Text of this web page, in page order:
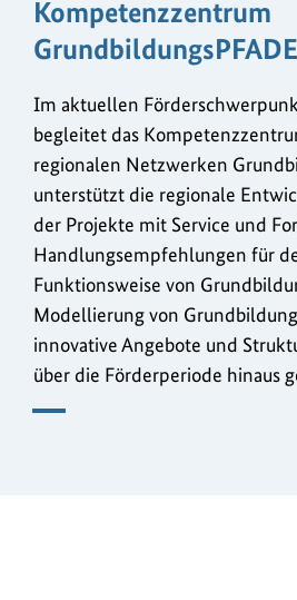
Kompetenzzentrum
GrundbildungsPFADE
Im aktuellen
begleitet das
regionalen Netzwerken
unterstützt die regionale
der Projekte mit Service und
Handlungsempfehlungen für
Funktionsweise von
Modellierung von
innovative Angebote und
über die Förderperiode hinaus